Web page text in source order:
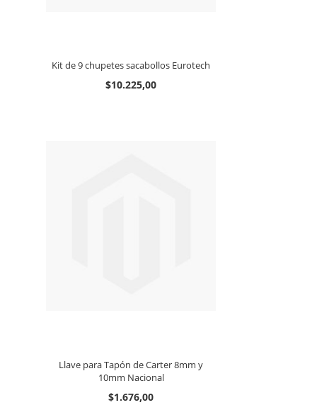
Kit de 9 chupetes sacabollos Eurotech
$10.225,00
Llave para Tapón de Carter 8mm y
10mm Nacional
$1.676,00